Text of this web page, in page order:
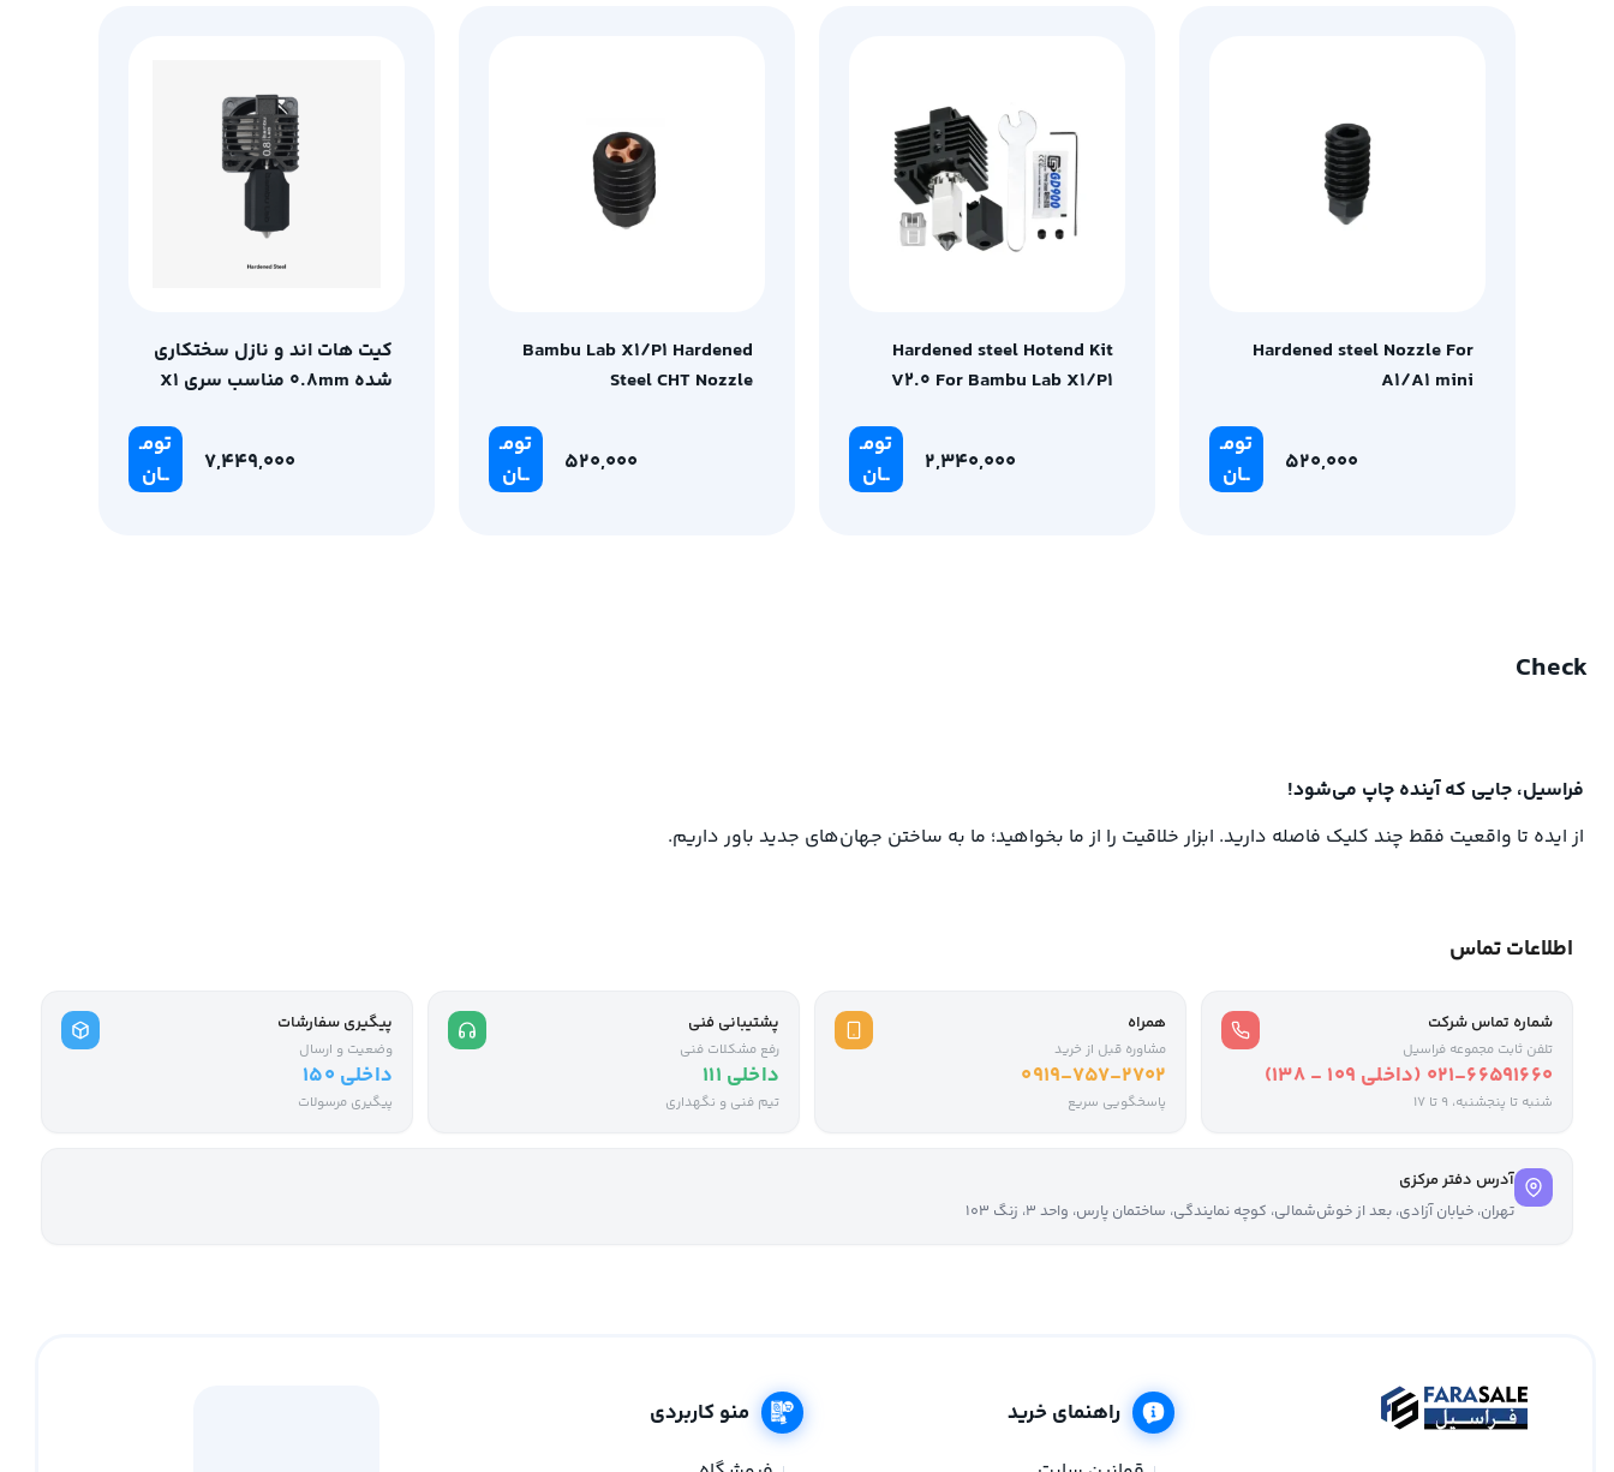
Hardened steel Nozzle For
A1/A1 mini
تومـ
ــان
520,000
Hardened steel Hotend Kit
V2.0 For Bambu Lab X1/P1
تومـ
ــان
2,340,000
Bambu Lab X1/P1 Hardened
Steel CHT Nozzle
تومـ
ــان
520,000
کیت هات اند و نازل سختکاری
شده 0.8mm مناسب سری X1
تومـ
ــان
7,449,000
Check
فراسیل، جایی که آینده چاپ می‌شود!
از ایده تا واقعیت فقط چند کلیک فاصله دارید. ابزار خلاقیت را از ما بخواهید؛ ما به ساختن جهان‌های جدید باور داریم.
اطلاعات تماس
شماره تماس شرکت
تلفن ثابت مجموعه فراسیل
021-66591660 (داخلی ۱۰۹ - ۱۳۸)
شنبه تا پنجشنبه، 9 تا ۱۷
همراه
مشاوره قبل از خرید
0919-757-2702
پاسخگویی سریع
پشتیبانی فنی
رفع مشکلات فنی
داخلی ۱۱۱
تیم فنی و نگهداری
پیگیری سفارشات
وضعیت و ارسال
داخلی ۱۵۰
پیگیری مرسولات
آدرس دفتر مرکزی
تهران، خیابان آزادی، بعد از خوش‌شمالی، کوچه نمایندگی، ساختمان پارس، واحد ۳، زنگ ۱۰۳
راهنمای خرید منو کاربردی